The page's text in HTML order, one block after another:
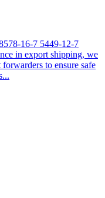
16-7 5449-12-7
in export shipping, we
to ensure safe